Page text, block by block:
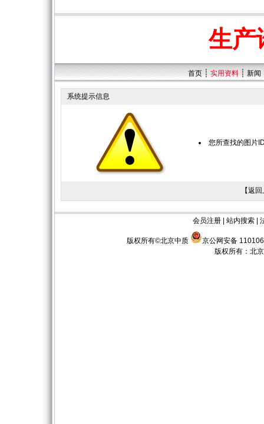
生产
首页 ┊ 实用资料 ┊ 新闻
系统提示信息
您所查找的图片
【返回
会员注册| 站内搜索|
版权所有©北京中质
京公网安备
版权所有： 北